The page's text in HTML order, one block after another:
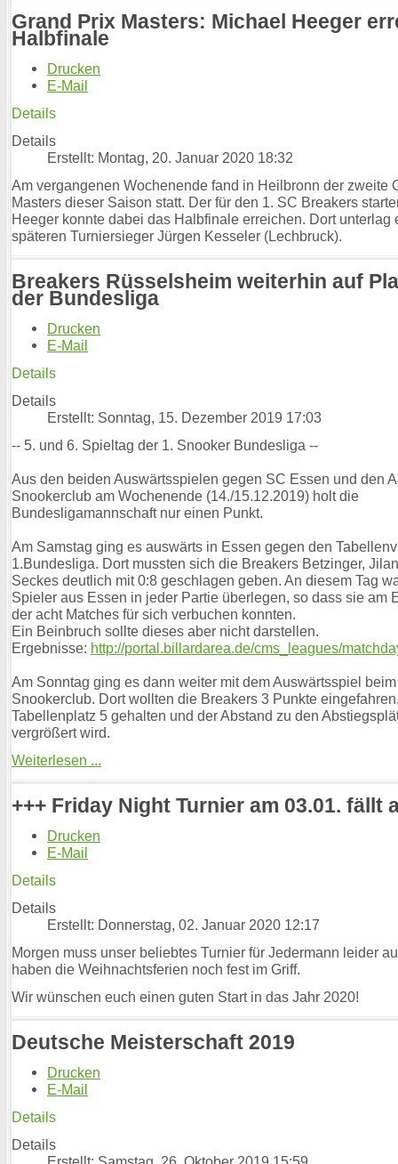
Grand Prix Masters: Michael Heeger
Halbfinale
Drucken
E-Mail
Details
Details
Erstellt: Montag, 20. Januar 2020 18:32
Am vergangenen Wochenende fand in Heilbronn der zweite
Masters dieser Saison statt. Der für den 1. SC Breakers
Heeger konnte dabei das Halbfinale erreichen. Dort unterlag
späteren Turniersieger Jürgen Kesseler (Lechbruck).
Breakers Rüsselsheim weiterhin auf
der Bundesliga
Drucken
E-Mail
Details
Details
Erstellt: Sonntag, 15. Dezember 2019 17:03
-- 5. und 6. Spieltag der 1. Snooker Bundesliga --
Aus den beiden Auswärtsspielen gegen SC Essen und den
Snookerclub am Wochenende (14./15.12.2019) holt die
Bundesligamannschaft nur einen Punkt.
Am Samstag ging es auswärts in Essen gegen den
1.Bundesliga. Dort mussten sich die Breakers Betzinger,
Seckes deutlich mit 0:8 geschlagen geben. An diesem Tag
Spieler aus Essen in jeder Partie überlegen, so dass sie am
der acht Matches für sich verbuchen konnten.
Ein Beinbruch sollte dieses aber nicht darstellen.
Ergebnisse: http://portal.billardarea.de/cms_leagues/
Am Sonntag ging es dann weiter mit dem Auswärtsspiel
Snookerclub. Dort wollten die Breakers 3 Punkte
Tabellenplatz 5 gehalten und der Abstand zu den
vergrößert wird.
Weiterlesen ...
+++ Friday Night Turnier am 03.01. fällt
Drucken
E-Mail
Details
Details
Erstellt: Donnerstag, 02. Januar 2020 12:17
Morgen muss unser beliebtes Turnier für Jedermann leider
haben die Weihnachtsferien noch fest im Griff.
Wir wünschen euch einen guten Start in das Jahr 2020!
Deutsche Meisterschaft 2019
Drucken
E-Mail
Details
Details